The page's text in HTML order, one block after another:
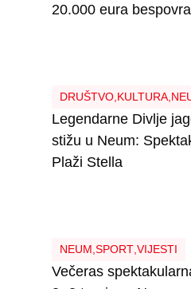
20.000 eura
DRUŠTVO, KULTURA,
Legendarne Divlje
stižu u Neum:
Plaži Stella
NEUM SPORT, VIJESTI
Večeras